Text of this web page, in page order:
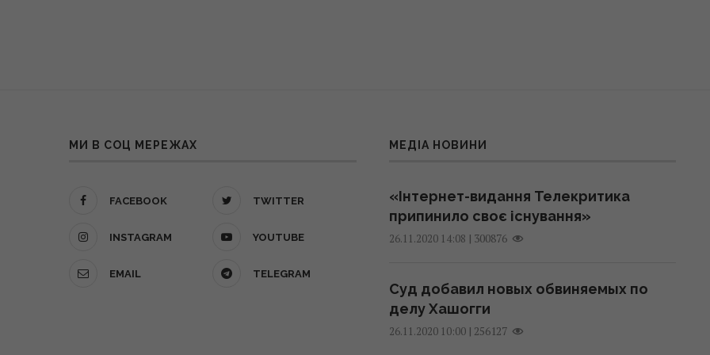
МИ В СОЦ МЕРЕЖАХ
FACEBOOK TWITTER
INSTAGRAM YOUTUBE
EMAIL TELEGRAM
МЕДІА НОВИНИ
«Інтернет-видання Телекритика
припинило своє існування»
26.11.2020 14:08 | 300876
Суд добавил новых обвиняемых по
делу Хашогги
26.11.2020 10:00| 256127